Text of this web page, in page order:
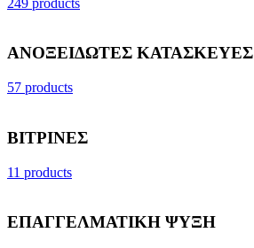
ΑΝΟΞΕΙΔΩΤΕΣ ΚΑΤΑΣΚΕΥΕΣ
57 products
ΒΙΤΡΙΝΕΣ
11 products
ΕΠΑΓΓΕΛΜΑΤΙΚΗ ΨΥΞΗ